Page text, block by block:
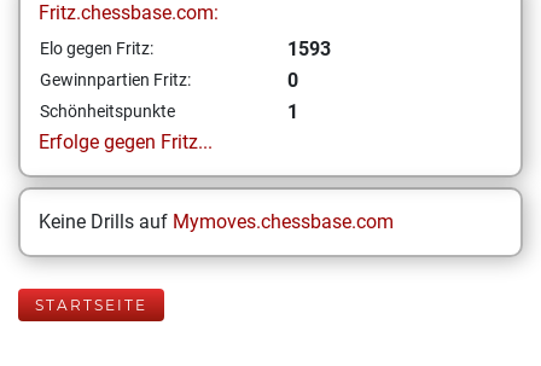
Fritz.chessbase.com:
Elo gegen Fritz: 1593
Gewinnpartien Fritz: 0
Schönheitspunkte
1
Erfolge gegen Fritz...
Keine Drills auf Mymoves.chessbase.com
STARTSEITE